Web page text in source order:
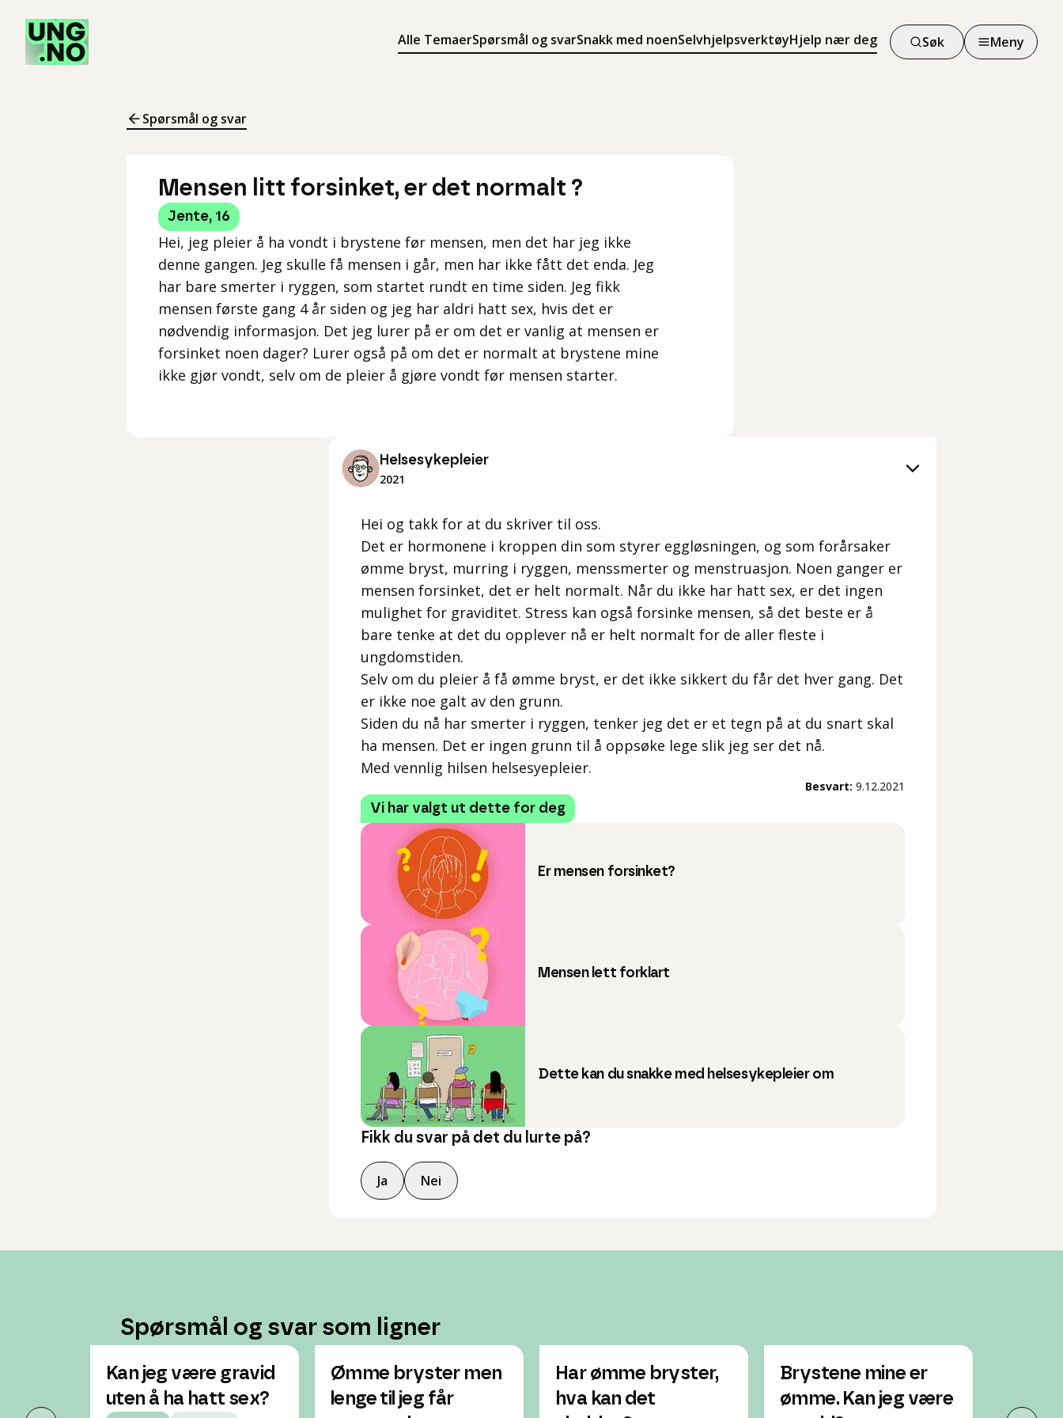
Alle TemaerSpørsmål og svarSnakk med noenSelvhjelpsverktøyHjelp nær deg
Søk
Søk
Meny
Meny
Spørsmål og svar
Mensen litt forsinket, er det normalt ?
Jente, 16
Hei, jeg pleier å ha vondt i brystene før mensen, men det har jeg ikke
denne gangen. Jeg skulle få mensen i går, men har ikke fått det enda. Jeg
har bare smerter i ryggen, som startet rundt en time siden. Jeg fikk
mensen første gang 4 år siden og jeg har aldri hatt sex, hvis det er
nødvendig informasjon. Det jeg lurer på er om det er vanlig at mensen er
forsinket noen dager? Lurer også på om det er normalt at brystene mine
ikke gjør vondt, selv om de pleier å gjøre vondt før mensen starter.
Helsesykepleier
2021
Hei og takk for at du skriver til oss.
Det er hormonene i kroppen din som styrer eggløsningen, og som forårsaker
ømme bryst, murring i ryggen, menssmerter og menstruasjon. Noen ganger er
mensen forsinket, det er helt normalt. Når du ikke har hatt sex, er det ingen
mulighet for graviditet. Stress kan også forsinke mensen, så det beste er å
bare tenke at det du opplever nå er helt normalt for de aller fleste i
ungdomstiden.
Selv om du pleier å få ømme bryst, er det ikke sikkert du får det hver gang. Det
er ikke noe galt av den grunn.
Siden du nå har smerter i ryggen, tenker jeg det er et tegn på at du snart skal
ha mensen. Det er ingen grunn til å oppsøke lege slik jeg ser det nå.
Med vennlig hilsen helsesyepleier.
Besvart: 9.12.2021
Vi har valgt ut dette for deg
Er mensen forsinket?
Mensen lett forklart
Dette kan du snakke med helsesykepleier om
Fikk du svar på det du lurte på?
Ja Nei
Spørsmål og svar som ligner
Kan jeg være gravid
uten å ha hatt sex?
Ømme bryster men
lenge til jeg får
Har ømme bryster,
hva kan det
Brystene mine er
ømme. Kan jeg være